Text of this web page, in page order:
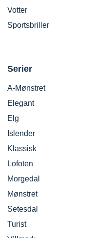
Votter
Sportsbriller
Serier
A-Mønstret
Elegant
Elg
Islender
Klassisk
Lofoten
Morgedal
Mønstret
Setesdal
Turist